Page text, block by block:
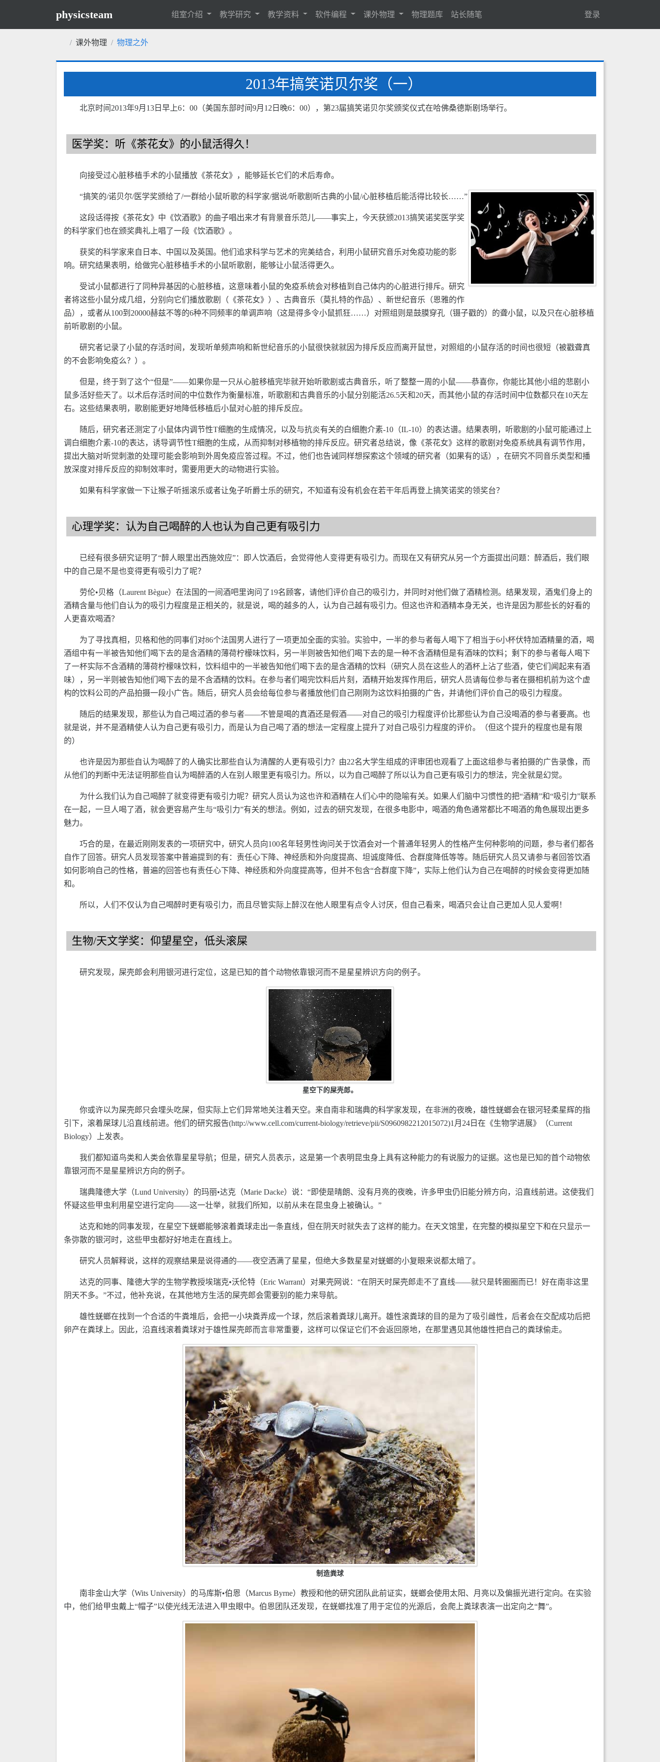
physicsteam 组室介绍 教学研究 教学资料 软件编程 课外物理 物理题库 站长随笔 登录
课外物理 物理之外
2013年搞笑诺贝尔奖（一）
北京时间2013年9月13日早上6：00（美国东部时间9月12日晚6：00），第23届搞笑诺贝尔奖颁奖仪式在哈佛桑德斯剧场举行。
医学奖：听《茶花女》的小鼠活得久！
向接受过心脏移植手术的小鼠播放《茶花女》，能够延长它们的术后寿命。
“搞笑的/诺贝尔/医学奖颁给了/一群给小鼠听歌的科学家/据说/听歌剧听古典的小鼠/心脏移植后能活得比较长……”
这段话得按《茶花女》中《饮酒歌》的曲子唱出来才有背景音乐范儿——事实上，今天获颁2013搞笑诺奖医学奖
的科学家们也在颁奖典礼上唱了一段《饮酒歌》。
获奖的科学家来自日本、中国以及英国。他们追求科学与艺术的完美结合，利用小鼠研究音乐对免疫功能的影
响。研究结果表明，给做完心脏移植手术的小鼠听歌剧，能够让小鼠活得更久。
受试小鼠都进行了同种异基因的心脏移植，这意味着小鼠的免疫系统会对移植到自己体内的心脏进行排斥。研究
者将这些小鼠分成几组，分别向它们播放歌剧（《茶花女》）、古典音乐（莫扎特的作品）、新世纪音乐（恩雅的作
品），或者从100到20000赫兹不等的6种不同频率的单调声响（这是得多令小鼠抓狂……）对照组则是鼓膜穿孔（镊子戳的）的聋小鼠，以及只在心脏移植
前听歌剧的小鼠。
研究者记录了小鼠的存活时间，发现听单频声响和新世纪音乐的小鼠很快就就因为排斥反应而离开鼠世，对照组的小鼠存活的时间也很短（被戳聋真
的不会影响免疫么？）。
但是，终于到了这个“但是”——如果你是一只从心脏移植完毕就开始听歌剧或古典音乐，听了整整一周的小鼠——恭喜你，你能比其他小组的悲剧小
鼠多活好些天了。以术后存活时间的中位数作为衡量标准，听歌剧和古典音乐的小鼠分别能活26.5天和20天，而其他小鼠的存活时间中位数都只在10天左
右。这些结果表明，歌剧能更好地降低移植后小鼠对心脏的排斥反应。
随后，研究者还测定了小鼠体内调节性T细胞的生成情况，以及与抗炎有关的白细胞介素-10（IL-10）的表达谱。结果表明，听歌剧的小鼠可能通过上
调白细胞介素-10的表达，诱导调节性T细胞的生成，从而抑制对移植物的排斥反应。研究者总结说，像《茶花女》这样的歌剧对免疫系统具有调节作用，
提出大脑对听觉刺激的处理可能会影响到外周免疫应答过程。不过，他们也告诫同样想探索这个领域的研究者（如果有的话），在研究不同音乐类型和播
放深度对排斥反应的抑制效率时，需要用更大的动物进行实验。
如果有科学家做一下让猴子听摇滚乐或者让兔子听爵士乐的研究，不知道有没有机会在若干年后再登上搞笑诺奖的领奖台？
心理学奖：认为自己喝醉的人也认为自己更有吸引力
已经有很多研究证明了“醉人眼里出西施效应”：即人饮酒后，会觉得他人变得更有吸引力。而现在又有研究从另一个方面提出问题：醉酒后，我们眼
中的自己是不是也变得更有吸引力了呢？
劳伦•贝格（Laurent Bègue）在法国的一间酒吧里询问了19名顾客，请他们评价自己的吸引力，并同时对他们做了酒精检测。结果发现，酒鬼们身上的
酒精含量与他们自认为的吸引力程度是正相关的，就是说，喝的越多的人，认为自己越有吸引力。但这也许和酒精本身无关，也许是因为那些长的好看的
人更喜欢喝酒？
为了寻找真相，贝格和他的同事们对86个法国男人进行了一项更加全面的实验。实验中，一半的参与者每人喝下了相当于6小杯伏特加酒精量的酒，喝
酒组中有一半被告知他们喝下去的是含酒精的薄荷柠檬味饮料，另一半则被告知他们喝下去的是一种不含酒精但是有酒味的饮料；剩下的参与者每人喝下
了一杯实际不含酒精的薄荷柠檬味饮料，饮料组中的一半被告知他们喝下去的是含酒精的饮料（研究人员在这些人的酒杯上沾了些酒，使它们闻起来有酒
味），另一半则被告知他们喝下去的是不含酒精的饮料。在参与者们喝完饮料后片刻，酒精开始发挥作用后，研究人员请每位参与者在摄相机前为这个虚
构的饮料公司的产品拍摄一段小广告。随后，研究人员会给每位参与者播放他们自己刚刚为这饮料拍摄的广告，并请他们评价自己的吸引力程度。
随后的结果发现，那些认为自己喝过酒的参与者——不管是喝的真酒还是假酒——对自己的吸引力程度评价比那些认为自己没喝酒的参与者要高。也
就是说，并不是酒精使人认为自己更有吸引力，而是认为自己喝了酒的想法一定程度上提升了对自己吸引力程度的评价。（但这个提升的程度也是有限
的）
也许是因为那些自认为喝醉了的人确实比那些自认为清醒的人更有吸引力？由22名大学生组成的评审团也观看了上面这组参与者拍摄的广告录像，而
从他们的判断中无法证明那些自认为喝醉酒的人在别人眼里更有吸引力。所以，以为自己喝醉了所以认为自己更有吸引力的想法，完全就是幻觉。
为什么我们认为自己喝醉了就变得更有吸引力呢？研究人员认为这也许和酒精在人们心中的隐喻有关。如果人们脑中习惯性的把“酒精”和“吸引力”联系
在一起，一旦人喝了酒，就会更容易产生与“吸引力”有关的想法。例如，过去的研究发现，在很多电影中，喝酒的角色通常都比不喝酒的角色展现出更多
魅力。
巧合的是，在最近刚刚发表的一项研究中，研究人员向100名年轻男性询问关于饮酒会对一个普通年轻男人的性格产生何种影响的问题，参与者们都各
自作了回答。研究人员发现答案中普遍提到的有：责任心下降、神经质和外向度提高、坦诚度降低、合群度降低等等。随后研究人员又请参与者回答饮酒
如何影响自己的性格，普遍的回答也有责任心下降、神经质和外向度提高等，但并不包含“合群度下降”，实际上他们认为自己在喝醉的时候会变得更加随
和。
所以，人们不仅认为自己喝醉时更有吸引力，而且尽管实际上醉汉在他人眼里有点令人讨厌，但自己看来，喝酒只会让自己更加人见人爱啊！
生物/天文学奖：仰望星空，低头滚屎
研究发现，屎壳郎会利用银河进行定位，这是已知的首个动物依靠银河而不是星星辨识方向的例子。
星空下的屎壳郎。
你或许以为屎壳郎只会埋头吃屎，但实际上它们异常地关注着天空。来自南非和瑞典的科学家发现，在非洲的夜晚，雄性蜣螂会在银河轻柔星辉的指
引下，滚着屎球儿沿直线前进。他们的研究报告(http://www.cell.com/current-biology/retrieve/pii/S0960982212015072)1月24日在《生物学进展》（Current
Biology）上发表。
我们都知道鸟类和人类会依靠星星导航；但是，研究人员表示，这是第一个表明昆虫身上具有这种能力的有说服力的证据。这也是已知的首个动物依
靠银河而不是星星辨识方向的例子。
瑞典隆德大学（Lund University）的玛丽•达克（Marie Dacke）说：“即使是晴朗、没有月亮的夜晚，许多甲虫仍旧能分辨方向，沿直线前进。这使我们
怀疑这些甲虫利用星空进行定向——这一壮举，就我们所知，以前从未在昆虫身上被确认。”
达克和她的同事发现，在星空下蜣螂能够滚着粪球走出一条直线，但在阴天时就失去了这样的能力。在天文馆里，在完整的模拟星空下和在只显示一
条弥散的银河时，这些甲虫都好好地走在直线上。
研究人员解释说，这样的观察结果是说得通的——夜空洒满了星星，但绝大多数星星对蜣螂的小复眼来说都太暗了。
达克的同事、隆德大学的生物学教授埃瑞克•沃伦特（Eric Warrant）对果壳网说：“在阴天时屎壳郎走不了直线——就只是转圈圈而已！好在南非这里
阴天不多。”不过，他补充说，在其他地方生活的屎壳郎会需要别的能力来导航。
雄性蜣螂在找到一个合适的牛粪堆后，会把一小块粪弄成一个球，然后滚着粪球儿离开。雄性滚粪球的目的是为了吸引雌性，后者会在交配成功后把
卵产在粪球上。因此，沿直线滚着粪球对于雄性屎壳郎而言非常重要，这样可以保证它们不会返回原地，在那里遇见其他雄性把自己的粪球偷走。
制造粪球
南非金山大学（Wits University）的马库斯•伯恩（Marcus Byrne）教授和他的研究团队此前证实，蜣螂会使用太阳、月亮以及偏振光进行定向。在实验
中，他们给甲虫戴上“帽子”以使光线无法进入甲虫眼中。伯恩团队还发现，在蜣螂找准了用于定位的光源后，会爬上粪球表演一出定向之“舞”。